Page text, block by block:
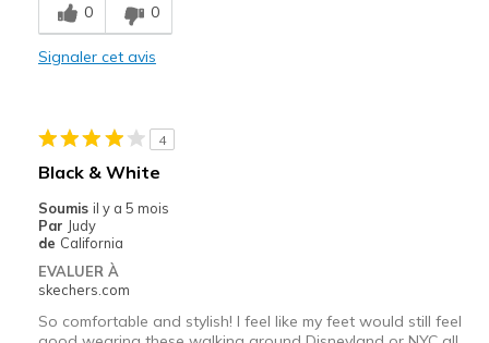
Le contre
Change shoe laces
Casual Wear
Going Out
Width
View On Shoes
Shoes are for Wearing
0 0
Signaler cet avis
4
Black & White
Soumis il y a 5 mois
Par Judy
de California
EVALUER À
skechers.com
So comfortable and stylish! I feel like my feet would still feel